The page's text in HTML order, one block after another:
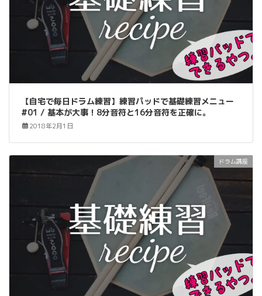
【自宅で毎日ドラム練習】練習パッドで基礎練習メニュー
#01 / 基本が大事！8分音符と16分音符を正確に。
2018年2月1日
ドラム講座